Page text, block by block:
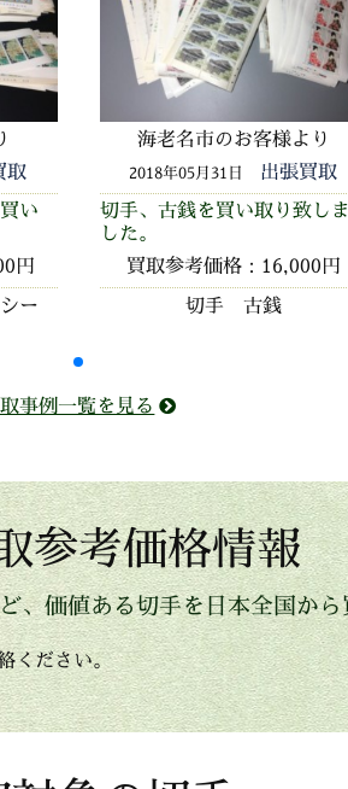
取
い
円
ー
海老名市のお客様より
2018年05月31日
出張買取
切手、古銭を買い取り致し
した。
買取参考価格：16,000円
切手 古銭
事例一覧を見る
参考価格情報
、価値ある切手を日本全国か
ください。